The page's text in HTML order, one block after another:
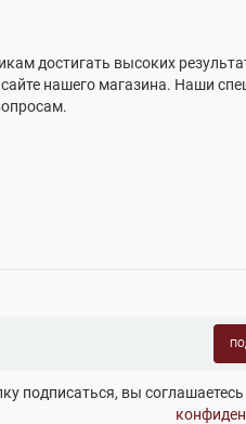
достигать высоких
нашего магазина. Наши
подписаться, вы соглашаетесь